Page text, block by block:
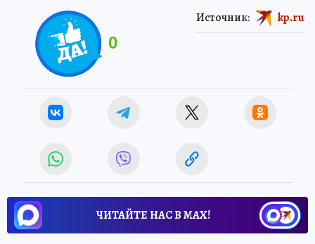
0
Источник: kp.ru
ЧИТАЙТЕ НАС В МАХ!